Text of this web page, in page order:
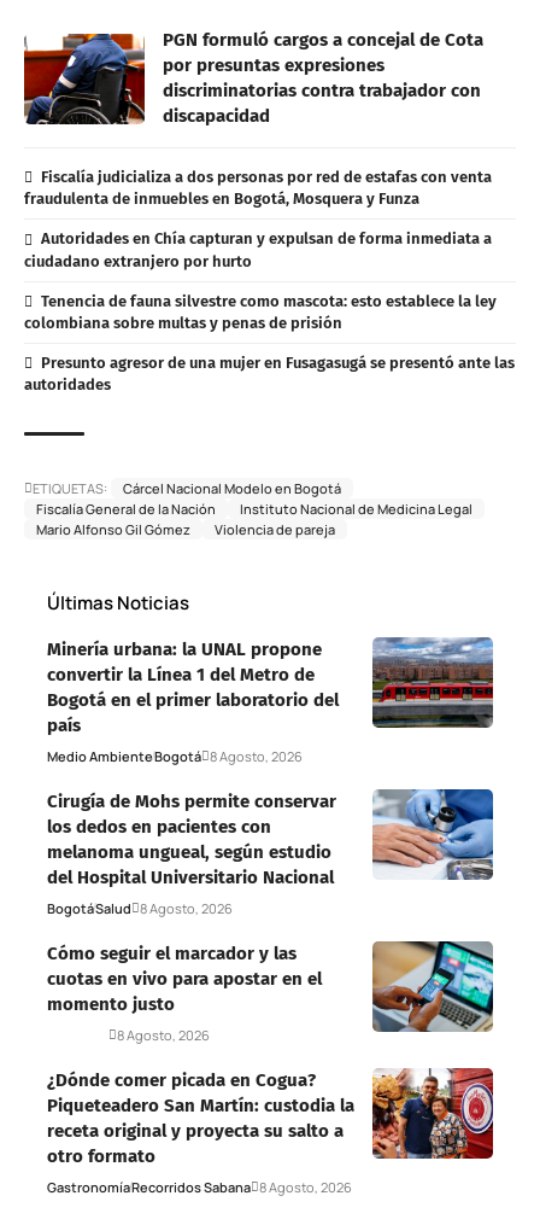
PGN formuló cargos a concejal de Cota
por presuntas expresiones
discriminatorias contra trabajador con
discapacidad
Fiscalía judicializa a dos personas por red de estafas con venta
fraudulenta de inmuebles en Bogotá, Mosquera y Funza
Autoridades en Chía capturan y expulsan de forma inmediata a
ciudadano extranjero por hurto
Tenencia de fauna silvestre como mascota: esto establece la ley
colombiana sobre multas y penas de prisión
Presunto agresor de una mujer en Fusagasugá se presentó ante las
autoridades
ETIQUETAS:
Cárcel Nacional Modelo en Bogotá
Fiscalía General de la Nación
Instituto Nacional de Medicina Legal
Mario Alfonso Gil Gómez
Violencia de pareja
Últimas Noticias
Minería urbana: la UNAL propone
convertir la Línea 1 del Metro de
Bogotá en el primer laboratorio del
país
Medio AmbienteBogotá 8 Agosto, 2026
Cirugía de Mohs permite conservar
los dedos en pacientes con
melanoma ungueal, según estudio
del Hospital Universitario Nacional
BogotáSalud 8 Agosto, 2026
Cómo seguir el marcador y las
cuotas en vivo para apostar en el
momento justo
8 Agosto, 2026
¿Dónde comer picada en Cogua?
Piqueteadero San Martín: custodia la
receta original y proyecta su salto a
otro formato
GastronomíaRecorridos Sabana 8 Agosto, 2026